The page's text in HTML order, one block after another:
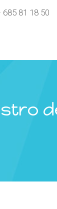
81 18 50